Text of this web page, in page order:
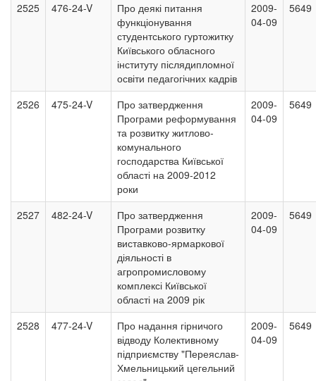
2525 476-24-V
Про деякі питання
функціонування
студентського гуртожитку
Київського обласного
інституту післядипломної
освіти педагогічних кадрів
2009-
04-09
5649
2526 475-24-V
Про затвердження
Програми реформування
та розвитку житлово-
комунального
господарства Київської
області на 2009-2012
роки
2009-
04-09
5649
2527 482-24-V
Про затвердження
Програми розвитку
виставково-ярмаркової
діяльності в
агропромисловому
комплексі Київської
області на 2009 рік
2009-
04-09
5649
2528 477-24-V
Про надання гірничого
відводу Колективному
підприємству "Переяслав-
Хмельницький цегельний
2009-
04-09
5649